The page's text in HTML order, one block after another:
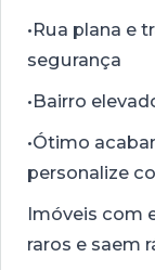
•Rua plana e
segurança
•Bairro
•Ótimo
personalize
Imóveis com
raros e saem